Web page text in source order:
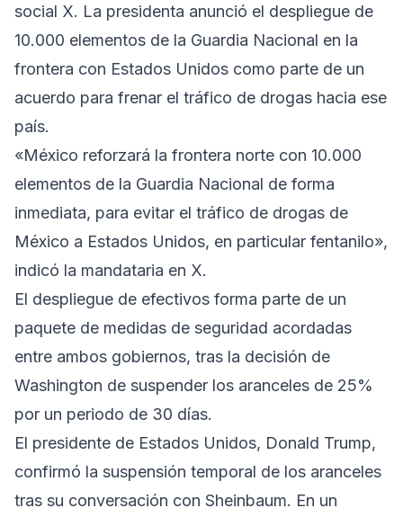
social X. La presidenta anunció el despliegue de
10.000 elementos de la Guardia Nacional en la
frontera con Estados Unidos como parte de un
acuerdo para frenar el tráfico de drogas hacia ese
país.
«México reforzará la frontera norte con 10.000
elementos de la Guardia Nacional de forma
inmediata, para evitar el tráfico de drogas de
México a Estados Unidos, en particular fentanilo»,
indicó la mandataria en X.
El despliegue de efectivos forma parte de un
paquete de medidas de seguridad acordadas
entre ambos gobiernos, tras la decisión de
Washington de suspender los aranceles de 25%
por un periodo de 30 días.
El presidente de Estados Unidos, Donald Trump,
confirmó la suspensión temporal de los aranceles
tras su conversación con Sheinbaum. En un